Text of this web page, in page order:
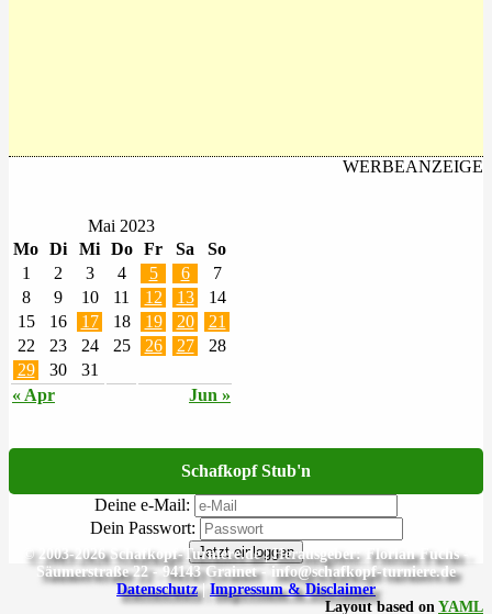
WERBEANZEIGE
Mai 2023
Mo Di Mi Do Fr Sa So
« Apr Jun »
1 2 3 4 5 6
7
8
9 10 11 12 13
14
15
16 17 18 19 20
21
22
23 24 25 26 27
28
29
30 31
Schafkopf Stub'n
Deine e-Mail:
Dein Passwort:
Jetzt einloggen
© 2003-2026 Schafkopf-Turniere.de | Herausgeber: Florian Fuchs -
Säumerstraße 22 - 94143 Grainet - info@schafkopf-turniere.de
Datenschutz| Impressum & Disclaimer
Layout based on YAML